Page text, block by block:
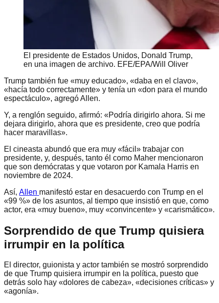
El presidente de Estados Unidos, Donald Trump,
en una imagen de archivo. EFE/EPA/Will Oliver
Trump también fue «muy educado», «daba en el clavo»,
«hacía todo correctamente» y tenía un «don para el mundo
espectáculo», agregó Allen.
Y, a renglón seguido, afirmó: «Podría dirigirlo ahora. Si me
dejara dirigirlo, ahora que es presidente, creo que podría
hacer maravillas».
El cineasta abundó que era muy «fácil» trabajar con
presidente, y, después, tanto él como Maher mencionaron
que son demócratas y que votaron por Kamala Harris en
noviembre de 2024.
Así, Allen manifestó estar en desacuerdo con Trump en el
«99 %» de los asuntos, al tiempo que insistió en que, como
actor, era «muy bueno», muy «convincente» y «carismático».
Sorprendido de que Trump quisiera
irrumpir en la política
El director, guionista y actor también se mostró sorprendido
de que Trump quisiera irrumpir en la política, puesto que
detrás solo hay «dolores de cabeza», «decisiones críticas» y
«agonía».